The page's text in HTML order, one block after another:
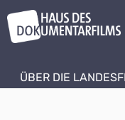
ÜBER DIE